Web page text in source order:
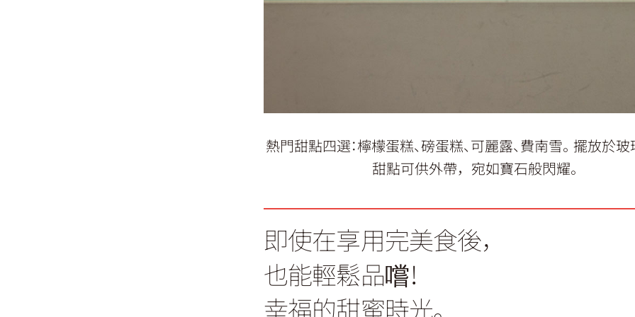
熱門甜點四選：檸檬蛋糕、磅蛋糕、可麗露、費南雪。擺放於
甜點可供外帶，宛如寶石般閃耀。
即使在享用完美食後，
也能輕鬆品嚐！
幸福的甜蜜時光。